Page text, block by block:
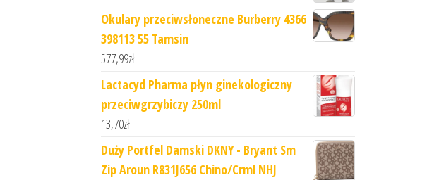
Okulary przeciwsłoneczne Burberry 4366
398113 55 Tamsin
577,99zł
Lactacyd Pharma płyn ginekologiczny
przeciwgrzybiczy 250ml
13,70zł
Duży Portfel Damski DKNY - Bryant Sm
Zip Aroun R831J656 Chino/Crml NHJ